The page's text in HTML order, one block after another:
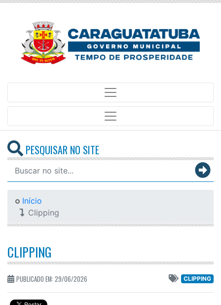
PESQUISAR NO SITE
Início
Clipping
CLIPPING
PUBLICADO EM: 29/06/2026 CLIPPING